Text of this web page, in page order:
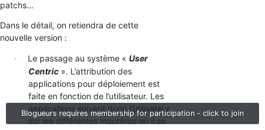
Blogueurs requires membership for participation - click to join
patchs…
Dans le détail, on retiendra de cette
nouvelle version :
· Le passage au système « User
Centric ». L’attribution des
applications pour déploiement est
faite en fonction de l’utilisateur. Les
applications suivent donc l’utilisateur
sur les différentes machines où il se